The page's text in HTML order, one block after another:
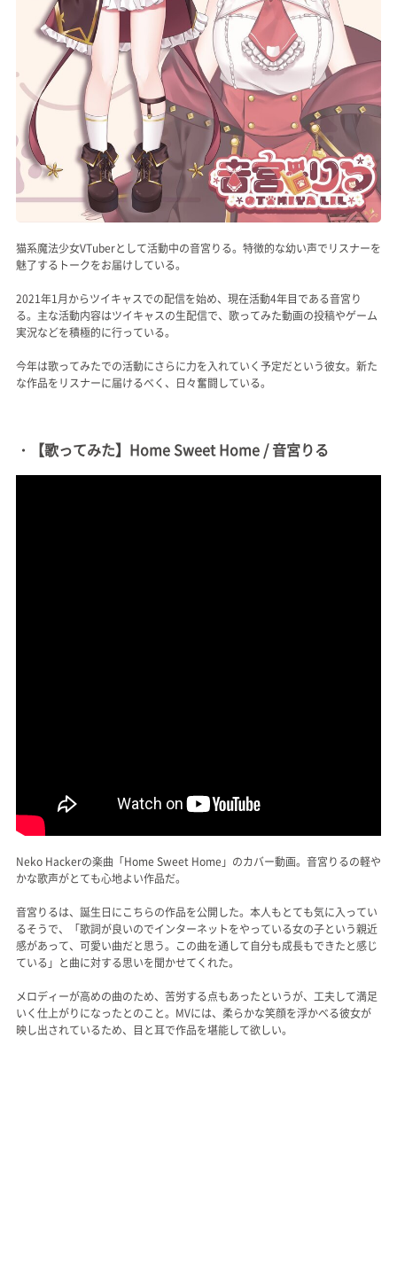
Follow us
Official SNS
猫系魔法少女VTuberとして活動中の音宮りる。特徴的な幼い声でリスナーを
魅了するトークをお届けしている。
2021年1月からツイキャスでの配信を始め、現在活動4年目である音宮り
る。主な活動内容はツイキャスの生配信で、歌ってみた動画の投稿やゲーム
実況などを積極的に行っている。
今年は歌ってみたでの活動にさらに力を入れていく予定だという彼女。新た
な作品をリスナーに届けるべく、日々奮闘している。
・【歌ってみた】Home Sweet Home / 音宮りる
Neko Hackerの楽曲「Home Sweet Home」のカバー動画。音宮りるの軽や
かな歌声がとても心地よい作品だ。
音宮りるは、誕生日にこちらの作品を公開した。本人もとても気に入ってい
るそうで、「歌詞が良いのでインターネットをやっている女の子という親近
感があって、可愛い曲だと思う。この曲を通して自分も成長もできたと感じ
ている」と曲に対する思いを聞かせてくれた。
メロディーが高めの曲のため、苦労する点もあったというが、工夫して満足
いく仕上がりになったとのこと。MVには、柔らかな笑顔を浮かべる彼女が
映し出されているため、目と耳で作品を堪能して欲しい。